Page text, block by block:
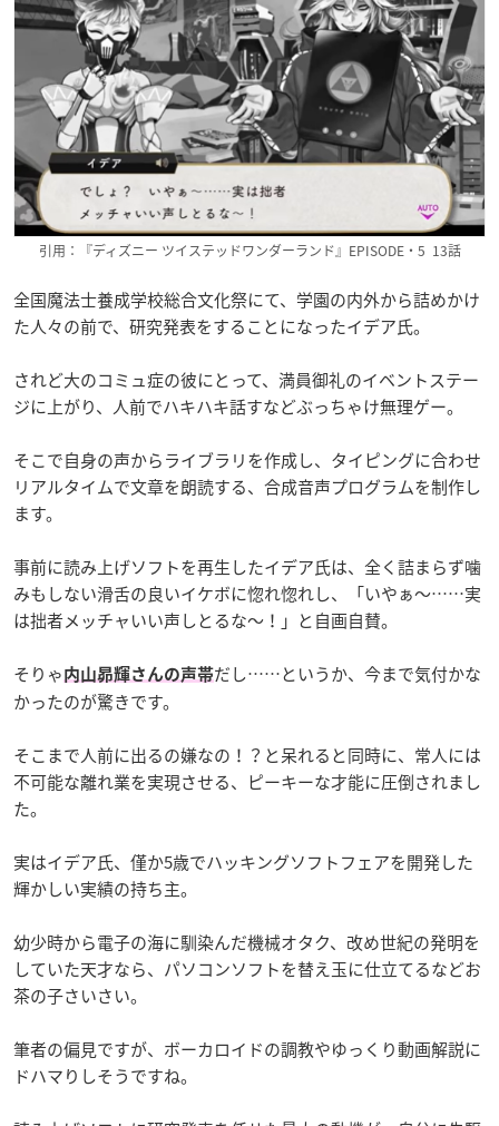
引用：『ディズニー ツイステッドワンダーランド』EPISODE・5 13話
全国魔法士養成学校総合文化祭にて、学園の内外から詰めかけ
た人々の前で、研究発表をすることになったイデア氏。
されど大のコミュ症の彼にとって、満員御礼のイベントステー
ジに上がり、人前でハキハキ話すなどぶっちゃけ無理ゲー。
そこで自身の声からライブラリを作成し、タイピングに合わせ
リアルタイムで文章を朗読する、合成音声プログラムを制作し
ます。
事前に読み上げソフトを再生したイデア氏は、全く詰まらず噛
みもしない滑舌の良いイケボに惚れ惚れし、「いやぁ～……実
は拙者メッチャいい声しとるな～！」と自画自賛。
そりゃ 内山昴輝さんの声帯だし……というか、今まで気付かな
かったのが驚きです。
そこまで人前に出るの嫌なの！？と呆れると同時に、常人には
不可能な離れ業を実現させる、ピーキーな才能に圧倒されまし
た。
実はイデア氏、僅か5歳でハッキングソフトフェアを開発した
輝かしい実績の持ち主。
幼少時から電子の海に馴染んだ機械オタク、改め世紀の発明を
していた天才なら、パソコンソフトを替え玉に仕立てるなどお
茶の子さいさい。
筆者の偏見ですが、ボーカロイドの調教やゆっくり動画解説に
ドハマりしそうですね。